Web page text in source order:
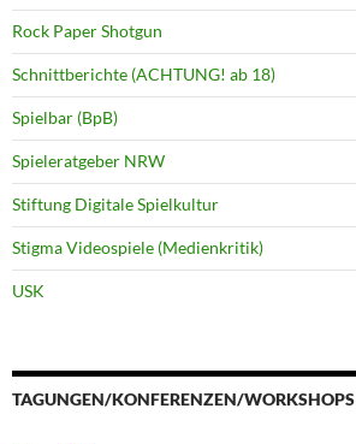
Rock Paper Shotgun
Schnittberichte (ACHTUNG! ab 18)
Spielbar (BpB)
Spieleratgeber NRW
Stiftung Digitale Spielkultur
Stigma Videospiele (Medienkritik)
USK
TAGUNGEN/KONFERENZEN/WORKSHOPS